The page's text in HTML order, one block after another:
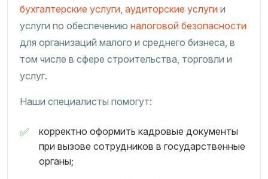
бухгалтерские услуги, аудиторские услуги и
услуги по обеспечению налоговой безопасности
для организаций малого и среднего бизнеса, в
том числе в сфере строительства, торговли и
услуг.
Наши специалисты помогут:
корректно оформить кадровые документы
при вызове сотрудников в государственные
органы;